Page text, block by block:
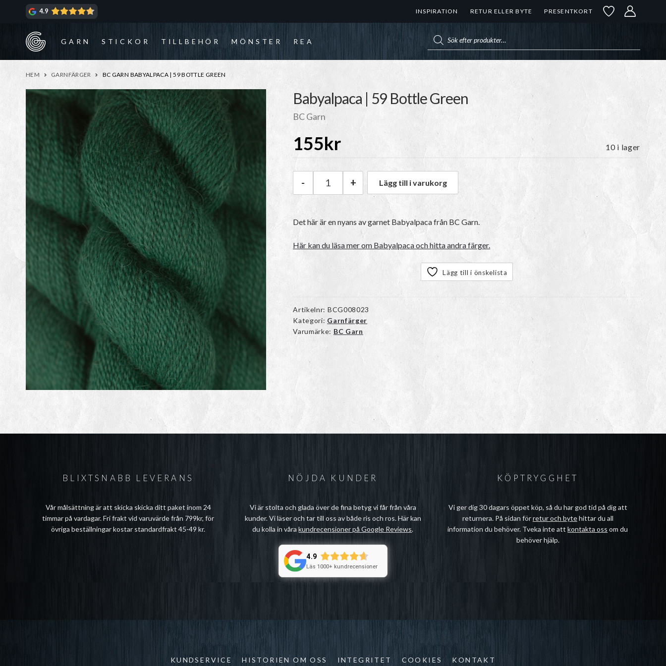
4.9 INSPIRATION RETUR ELLER BYTE PRESENTKORT
GARN STICKOR TILLBEHÖR MÖNSTER REA
HEM GARNFÄRGER BC GARN BABYALPACA | 59 BOTTLE GREEN
Babyalpaca | 59 Bottle Green
BC Garn
155kr 10 i lager
BC Garn Babyalpaca | 59 Bottle Green mängd
- + Lägg till i varukorg
Det här är en nyans av garnet Babyalpaca från BC Garn.
Här kan du läsa mer om Babyalpaca och hitta andra färger.
Lägg till i önskelista
Artikelnr: BCG008023
Kategori: Garnfärger
Varumärke: BC Garn
BLIXTSNABB LEVERANS
Vår målsättning är att skicka skicka ditt paket inom 24
timmar på vardagar. Fri frakt vid varuvärde från 799kr, för
övriga beställningar kostar standardfrakt 45-49 kr.
NÖJDA KUNDER
Vi är stolta och glada över de fina betyg vi får från våra
kunder. Vi läser och tar till oss av både ris och ros. Här kan
du kolla in vårakundrecensioner på Google Reviews.
4.9
Läs 1000+ kundrecensioner
KÖPTRYGGHET
Vi ger dig 30 dagars öppet köp, så du har god tid på dig att
returnera. På sidan förretur och bytehittar du all
information du behöver. Tveka inte attkontakta oss om du
behöver hjälp.
KUNDSERVICE HISTORIEN OM OSS INTEGRITET COOKIES KONTAKT